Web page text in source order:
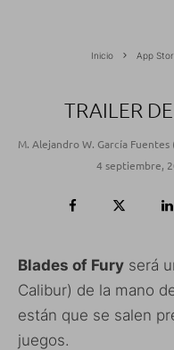
Inicio App
TRAILER
M. Alejandro W. García Fuentes
4 septiembre,
Blades of Fury será
Calibur) de la mano
están que se salen
juegos.